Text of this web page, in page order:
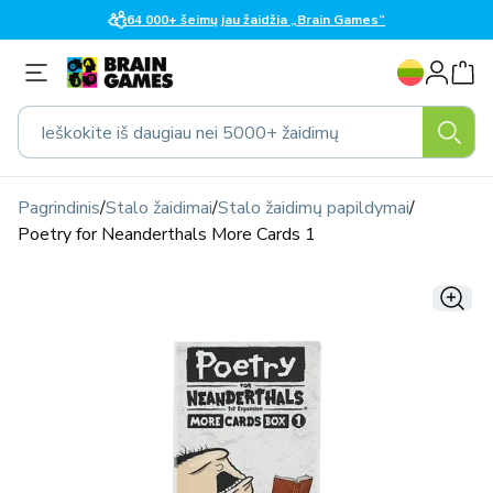
turinį
64 000+ šeimų jau žaidžia „Brain Games“
Ieškokite iš daugiau nei 5000+ žaidimų
K
a
b
a
Prisijungti
Pagrindinis/Stalo žaidimai/Stalo žaidimų papildymai/
Poetry for Neanderthals More Cards 1